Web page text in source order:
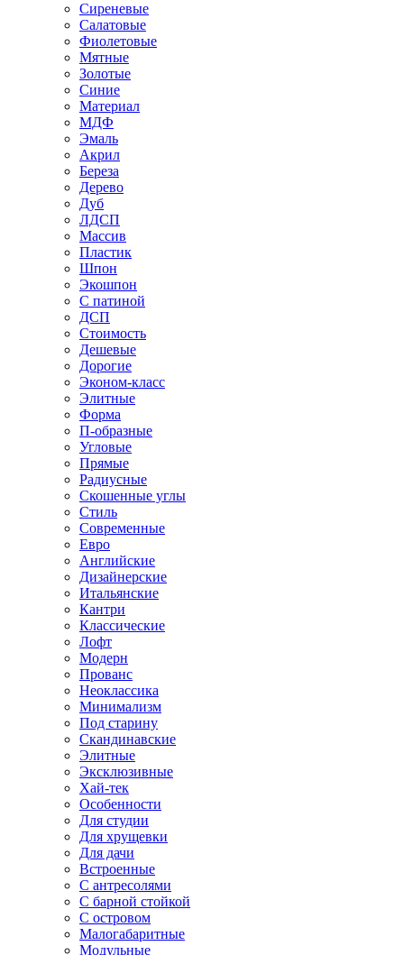
Сиреневые
Салатовые
Фиолетовые
Мятные
Золотые
Синие
Материал
МДФ
Эмаль
Акрил
Береза
Дерево
Дуб
ЛДСП
Массив
Пластик
Шпон
Экошпон
С патиной
ДСП
Стоимость
Дешевые
Дорогие
Эконом-класс
Элитные
Форма
П-образные
Угловые
Прямые
Радиусные
Скошенные углы
Стиль
Современные
Евро
Английские
Дизайнерские
Итальянские
Кантри
Классические
Лофт
Модерн
Прованс
Неоклассика
Минимализм
Под старину
Скандинавские
Элитные
Эксклюзивные
Хай-тек
Особенности
Для студии
Для хрущевки
Для дачи
Встроенные
С антресолями
С барной стойкой
С островом
Малогабаритные
Модульные